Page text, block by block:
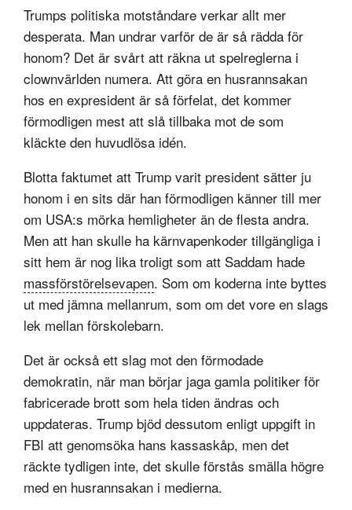
Trumps politiska motståndare verkar allt mer
desperata. Man undrar varför de är så rädda för
honom? Det är svårt att räkna ut spelreglerna i
clownvärlden numera. Att göra en husrannsakan
hos en expresident är så förfelat, det kommer
förmodligen mest att slå tillbaka mot de som
kläckte den huvudlösa idén.
Blotta faktumet att Trump varit president sätter ju
honom i en sits där han förmodligen känner till mer
om USA:s mörka hemligheter än de flesta andra.
Men att han skulle ha kärnvapenkoder tillgängliga i
sitt hem är nog lika troligt som att Saddam hade
massförstörelsevapen. Som om koderna inte byttes
ut med jämna mellanrum, som om det vore en slags
lek mellan förskolebarn.
Det är också ett slag mot den förmodade
demokratin, när man börjar jaga gamla politiker för
fabricerade brott som hela tiden ändras och
uppdateras. Trump bjöd dessutom enligt uppgift in
FBI att genomsöka hans kassaskåp, men det
räckte tydligen inte, det skulle förstås smälla högre
med en husrannsakan i medierna.